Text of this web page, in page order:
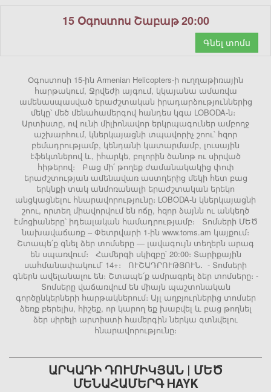
15 Օգոստոս Շաբաթ 20:00
Գնել տոմս
Օգոստոսի 15-ին Armenian Helicopters-ի ուղղաթիռային
հարթակում, Ջրվեժի այգում, կկայանա ամառվա
ամենասպասված երաժշտական իրադարձություններից
մեկը՝ մեծ մենահամերգով հանդես կգա LOBODA-ն։
Արտիստը, ով ունի միլիոնավոր երկրպագուներ ամբողջ
աշխարհում, կներկայացնի տպավորիչ շոու՝ հզոր
բեմադրությամբ, կենդանի կատարմամբ, լուսային
էֆեկտներով և, իհարկե, բոլորին ծանոթ ու սիրված
հիթերով։ Բաց մի՛ թողեք ժամանակակից փոփ
երաժշտության ամենավառ աստղերից մեկի հետ բաց
երկնքի տակ անմոռանալի երաժշտական երեկո
անցկացնելու հնարավորությունը։ LOBODA-ն կներկայացնի
շոու, որտեղ միավորվում են ոճը, հզոր ձայնն ու անկեղծ
էմոցիաները՝ իդեալական համադրությամբ։ Տոմսերի ՄԵԾ
նախավաճառք – Փետրվարի 1-ին www.toms.am կայքում։
Շտապե՛ք գնել ձեր տոմսերը — լավագույն տեղերն արագ
են սպառվում։ Համերգի սկիզբը՝ 20:00։ Տարիքային
սահմանափակում՝ 14+։ ՈՒՇԱԴՐՈՒԹՅՈՒՆ․ - Տոմսերի
գներն ավելանալու են։ Շտապե՛ք ամրագրել ձեր տոմսերը։ -
Տոմսերը վաճառվում են միայն պաշտոնական
գործընկերների հարթակներում։ Այլ աղբյուրներից տոմսեր
ձեռք բերելիս, հիշեք, որ կարող եք խաբվել և բաց թողնել
ձեր սիրելի արտիստի համերգին ներկա գտնվելու
հնարավորությունը։
ԱՐԿԱԴԻ ԴՈՒՄԻԿՅԱՆ | ՄԵԾ
ՄԵՆԱՀԱՄԵՐԳ HAYK